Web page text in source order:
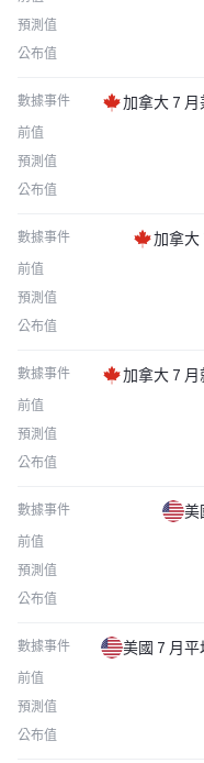
預測值
公布值
數據事件 加拿大 7
前值
預測值
公布值
數據事件 加拿大
前值
預測值
公布值
數據事件 加拿大 7
前值
預測值
公布值
數據事件 美
前值
預測值
公布值
數據事件 美國 7 月
前值
預測值
公布值